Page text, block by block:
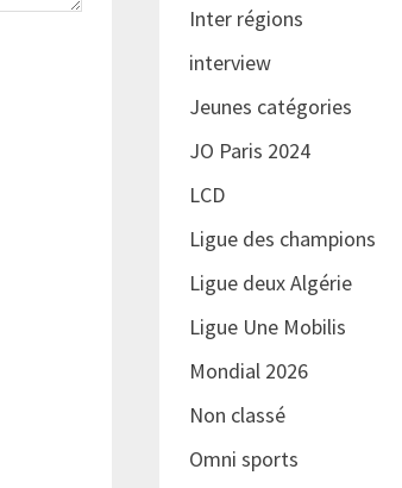
Inter régions
interview
Jeunes catégories
JO Paris 2024
LCD
Ligue des champions
Ligue deux Algérie
Ligue Une Mobilis
Mondial 2026
Non classé
Omni sports